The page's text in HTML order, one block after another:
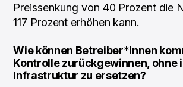
Preissenkung von 40 Prozent die
117 Prozent erhöhen kann.
Wie können Betreiber*innen
Kontrolle zurückgewinnen, ohne
Infrastruktur zu ersetzen?